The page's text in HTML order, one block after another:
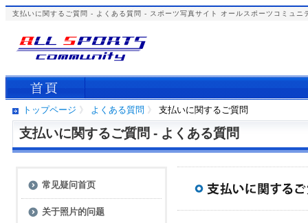
支払いに関するご質問 - よくある質問 - スポーツ写真サイト オールスポーツコミュニ
トップページ 》 よくある質問 》 支払いに関するご質問
支払いに関するご質問 - よくある質問
常见疑问首页
关于照片的问题